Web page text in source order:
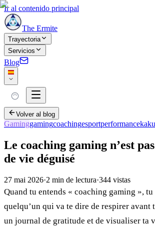
Ir al contenido principal
The Ermite
Trayectoria
Servicios
Blog
Volver al blog
Gaminggamingcoachingesportperformance
Le coaching gaming n’est
de vie déguisé
27 mai 2026·2 min de lectura·344 vistas
Quand tu entends « coaching gaming », tu
quelqu’un qui va te dire de respirer avant
un journal de gratitude et de visualiser ta